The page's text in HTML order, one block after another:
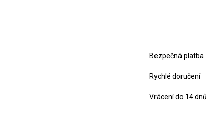
Bezpečná platba
Rychlé doručení
Vrácení do 14 dnů